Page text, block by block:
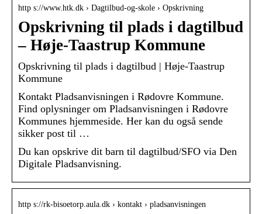
http s://www.htk.dk › Dagtilbud-og-skole › Opskrivning
Opskrivning til plads i dagtilbud
– Høje-Taastrup Kommune
Opskrivning til plads i dagtilbud | Høje-Taastrup
Kommune
Kontakt Pladsanvisningen i Rødovre Kommune.
Find oplysninger om Pladsanvisningen i Rødovre
Kommunes hjemmeside. Her kan du også sende
sikker post til …
Du kan opskrive dit barn til dagtilbud/SFO via Den
Digitale Pladsanvisning.
http s://rk-bisoetorp.aula.dk › kontakt › pladsanvisningen